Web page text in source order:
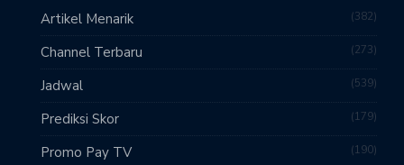
Artikel Menarik 382
Channel Terbaru 273
Jadwal 539
Prediksi Skor 179
Promo Pay TV 190